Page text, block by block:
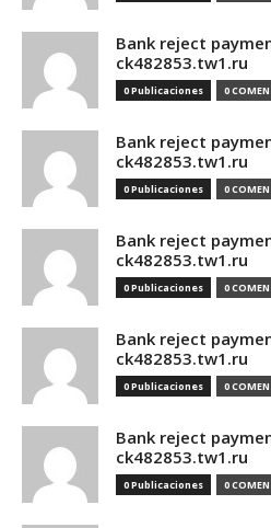
Bank reject
ck482853.tw1.ru
0 Publicaciones 0
Bank reject
ck482853.tw1.ru
0 Publicaciones 0
Bank reject
ck482853.tw1.ru
0 Publicaciones 0
Bank reject
ck482853.tw1.ru
0 Publicaciones 0
Bank reject
ck482853.tw1.ru
0 Publicaciones 0